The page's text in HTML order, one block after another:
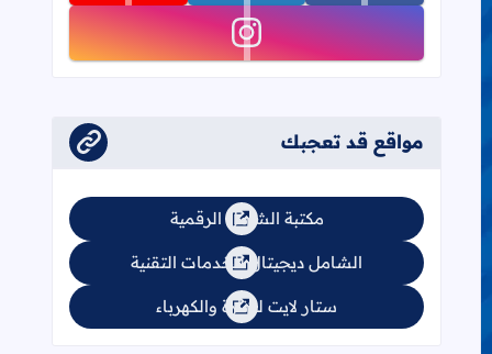
التجاري - منصة الشامل الإلكترونية
تابعنا على instagram
مواقع قد تعجبك
مكتبة الشامل الرقمية
الشامل ديجيتال للخدمات التقنية
ستار لايت للإنارة والكهرباء